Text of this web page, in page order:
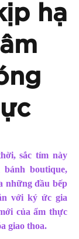
hạ
sắc tím này
boutique,
những đầu bếp
với ký ức gia
của ẩm thực
giao thoa.